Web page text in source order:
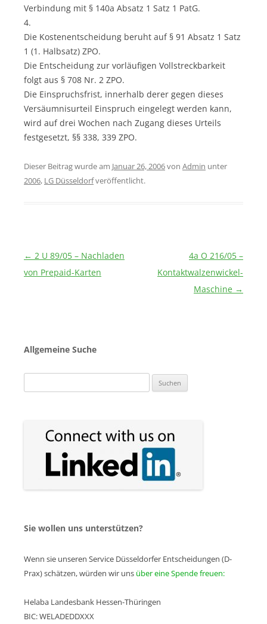
Verbindung mit § 140a Absatz 1 Satz 1 PatG.
4.
Die Kostenentscheidung beruht auf § 91 Absatz 1 Satz
1 (1. Halbsatz) ZPO.
Die Entscheidung zur vorläufigen Vollstreckbarkeit
folgt aus § 708 Nr. 2 ZPO.
Die Einspruchsfrist, innerhalb derer gegen dieses
Versäumnisurteil Einspruch eingelegt werden kann,
wird auf drei Wochen nach Zugang dieses Urteils
festgesetzt, §§ 338, 339 ZPO.
Dieser Beitrag wurde am Januar 26, 2006von Admin unter
2006, LG Düsseldorfveröffentlicht.
Beitragsnavigation
← 2 U 89/05 – Nachladen
von Prepaid-Karten
4a O 216/05 –
Kontaktwalzenwickel-
Maschine →
Allgemeine Suche
nach:
Sie wollen uns unterstützen?
Wenn sie unseren Service Düsseldorfer Entscheidungen (D-
Prax) schätzen, würden wir uns über eine Spende freuen:
Helaba Landesbank Hessen-Thüringen
BIC: WELADEDDXXX